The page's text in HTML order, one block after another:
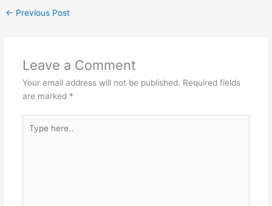
← Previous Post
Leave a Comment
Your email address will not be published. Required fields
are marked *
here..